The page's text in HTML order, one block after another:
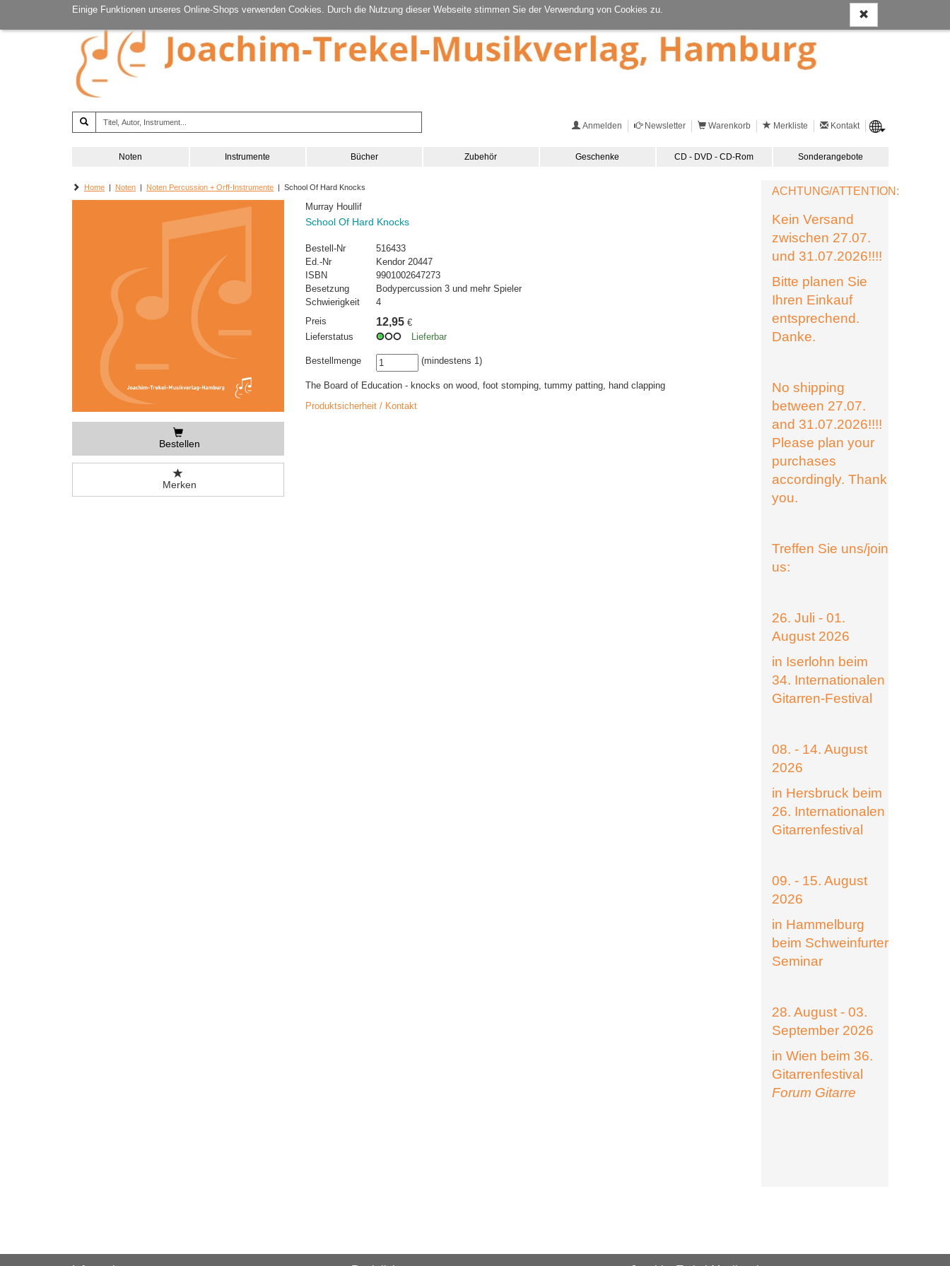
Einige Funktionen unseres Online-Shops verwenden Cookies. Durch die Nutzung dieser Webseite stimmen Sie der Verwendung von Cookies zu.
Anmelden Newsletter Warenkorb Merkliste Kontakt
Noten Instrumente Bücher Zubehör Geschenke CD - DVD - CD-Rom Sonderangebote
Home | Noten | Noten Percussion + Orff-Instrumente | School Of Hard Knocks
Bestellen
Merken
Murray Houllif
School Of Hard Knocks
Bestell-Nr
516433
Ed.-Nr
Kendor 20447
ISBN
9901002647273
Besetzung
Bodypercussion 3 und mehr Spieler
Schwierigkeit
4
Preis
12,95 €
Lieferstatus
Lieferbar
Bestellmenge (mindestens 1)
The Board of Education - knocks on wood, foot stomping, tummy patting, hand clapping
Produktsicherheit / Kontakt
ACHTUNG/ATTENTION:
Kein Versand
zwischen 27.07.
und 31.07.2026!!!!
Bitte planen Sie
Ihren Einkauf
entsprechend.
Danke.
No shipping
between 27.07.
and 31.07.2026!!!!
Please plan your
purchases
accordingly. Thank
you.
Treffen Sie uns/join
us:
26. Juli - 01.
August 2026
in Iserlohn beim
34. Internationalen
Gitarren-Festival
08. - 14. August
2026
in Hersbruck beim
26. Internationalen
Gitarrenfestival
09. - 15. August
2026
in Hammelburg
beim Schweinfurter
Seminar
28. August - 03.
September 2026
in Wien beim 36.
Gitarrenfestival
Forum Gitarre